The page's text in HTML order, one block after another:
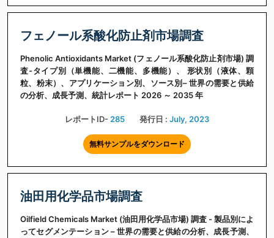
フェノール系酸化防止剤市場調査
Phenolic Antioxidants Market (フェノール系酸化防止剤市場) 調
査-タイプ別（単機能、二機能、多機能）、 形状別（液体、顆
粒、粉末）、アプリケーション別、ソース別– 世界の需要と供給
の分析、成長予測、統計レポート 2026 ～ 2035 年
レポートID- 285 発行日 : July, 2023
無料サンプルをダウンロード
油田用化学品市場調査
Oilfield Chemicals Market (油田用化学品市場) 調査 - 製品別によ
ってセグメンテーション – 世界の需要と供給の分析、成長予測、